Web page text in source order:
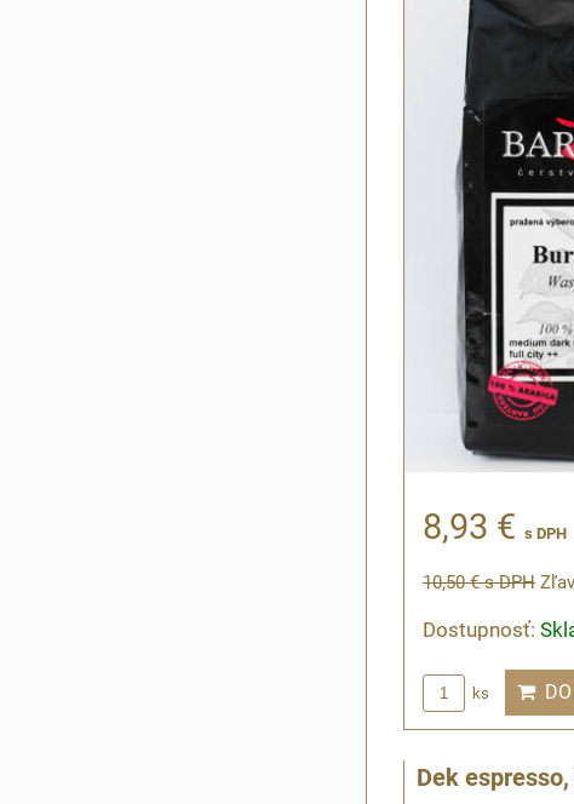
8,93 € s DPH
10,50 €s DPH
Dostupnosť:
ks
Dek